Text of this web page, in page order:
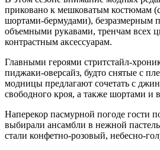
приковано к мешковатым костюмам
шортами-бермудами), безразмерным
объемными рукавами, тренчам всех
контрастным аксессуарам.
Главными героями стритстайл-
пиджаки-оверсайз, будто снятые с
модницы предлагают сочетать с
свободного кроя, а также шортами и
Наперекор пасмурной погоде гости
выбирали ансамбли в нежной
стали конфетно-розовый, небесно-